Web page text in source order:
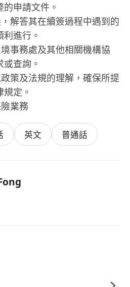
申請文件。
解答其在續簽過程中遇到的
進行。
事務處及其他相關機構協
查詢。
策及法規的理解，確保所提
定。
業務
英文 普通話